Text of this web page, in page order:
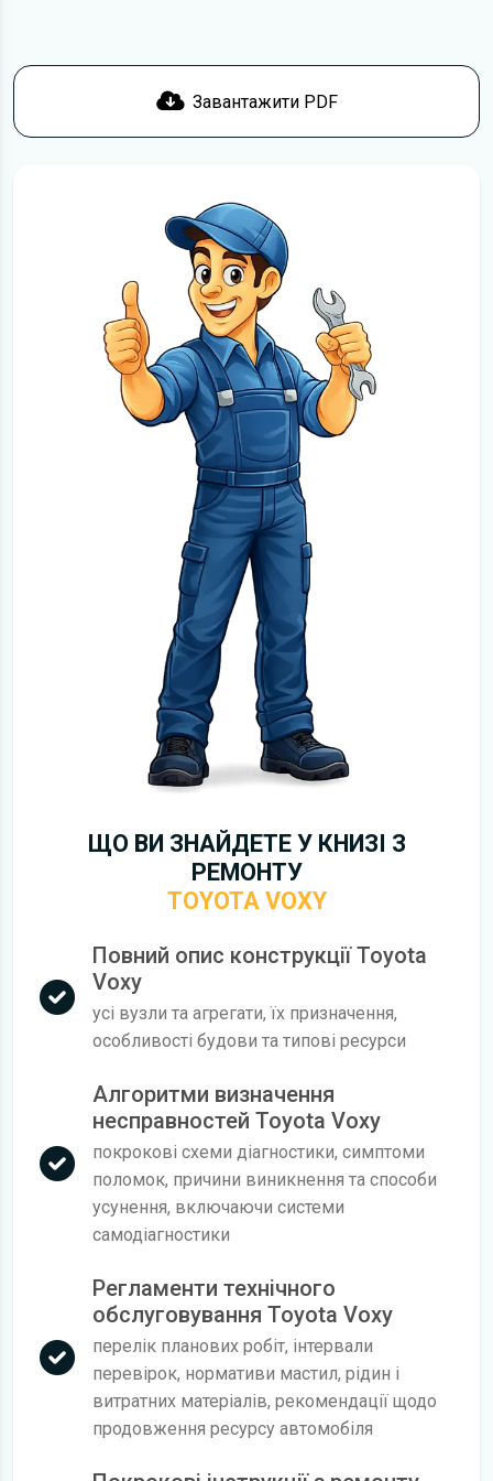
Завантажити PDF
ЩО ВИ ЗНАЙДЕТЕ У КНИЗІ З
РЕМОНТУ
TOYOTA VOXY
Повний опис конструкції Toyota
Voxy
усі вузли та агрегати, їх призначення,
особливості будови та типові ресурси
Алгоритми визначення
несправностей Toyota Voxy
покрокові схеми діагностики, симптоми
поломок, причини виникнення та способи
усунення, включаючи системи
самодіагностики
Регламенти технічного
обслуговування Toyota Voxy
перелік планових робіт, інтервали
перевірок, нормативи мастил, рідин і
витратних матеріалів, рекомендації щодо
продовження ресурсу автомобіля